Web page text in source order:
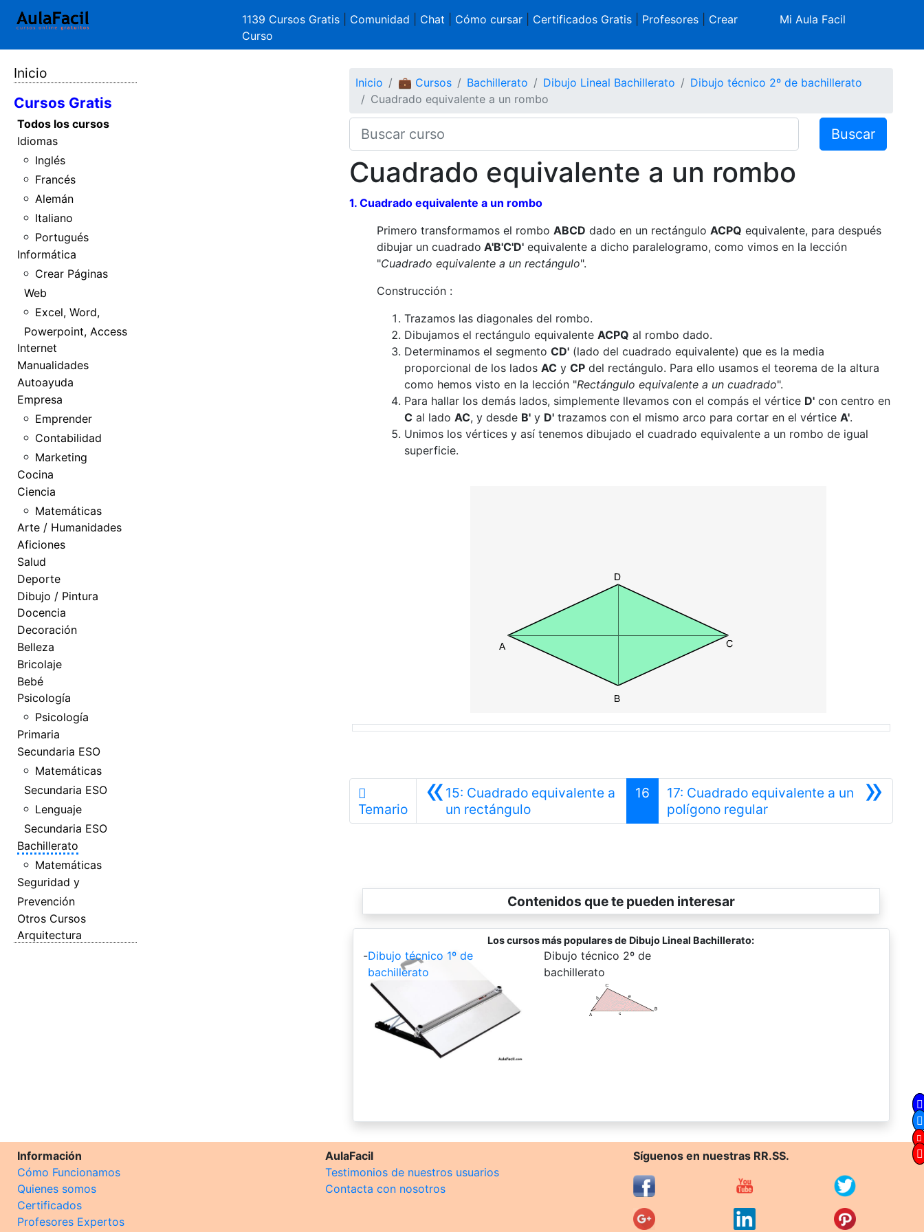
1139 Cursos Gratis Comunidad Chat Cómo cursar| Certificados Gratis| Profesores| Crear
Curso
Mi Aula Facil
Inicio
Cursos Gratis
Todos los cursos
Idiomas
Inglés
Francés
Alemán
Italiano
Portugués
Informática
Crear Páginas
Web
Excel, Word,
Powerpoint, Access
Internet
Manualidades
Autoayuda
Empresa
Emprender
Contabilidad
Marketing
Cocina
Ciencia
Matemáticas
Arte / Humanidades
Aficiones
Salud
Deporte
Dibujo / Pintura
Docencia
Decoración
Belleza
Bricolaje
Bebé
Psicología
Psicología
Primaria
Secundaria ESO
Matemáticas
Secundaria ESO
Lenguaje
Secundaria ESO
Bachillerato
Matemáticas
Seguridad y
Prevención
Otros Cursos
Arquitectura
Inicio 💼 Cursos Bachillerato Dibujo Lineal Bachillerato
Dibujo técnico 2º de bachillerato
Cuadrado equivalente a un rombo
Buscar
Cuadrado equivalente a un rombo
1. Cuadrado equivalente a un rombo
Primero transformamos el rombo ABCD dado en un rectángulo ACPQ equivalente, para después
dibujar un cuadrado A'B'C'D'equivalente a dicho paralelogramo, como vimos en la lección
"Cuadrado equivalente a un rectángulo".
Construcción :
Trazamos las diagonales del rombo.
Dibujamos el rectángulo equivalente ACPQ al rombo dado.
Determinamos el segmento CD'(lado del cuadrado equivalente) que es la media
proporcional de los lados ACy CPdel rectángulo. Para ello usamos el teorema de la altura
como hemos visto en la lección "Rectángulo equivalente a un cuadrado".
Para hallar los demás lados, simplemente llevamos con el compás el vértice D'con centro en
Cal lado AC, y desde B'y D'trazamos con el mismo arco para cortar en el vértice A'.
Unimos los vértices y así tenemos dibujado el cuadrado equivalente a un rombo de igual
superficie.
Temario «15: Cuadrado equivalente a
un rectánguloAnterior
16 »
17: Cuadrado equivalente a un
polígono regularSiguiente
Contenidos que te pueden interesar
Los cursos más populares de Dibujo Lineal Bachillerato:
-Dibujo técnico 1º de
bachillerato
-
Dibujo técnico 2º de
bachillerato
Información
Cómo Funcionamos
Quienes somos
Certificados
Profesores Expertos
AulaFacil
Testimonios de nuestros usuarios
Contacta con nosotros
Síguenos en nuestras RR.SS.